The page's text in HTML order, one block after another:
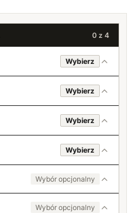
0 z 4
Wybierz
+2 zł
+4 zł
+6 zł
Wybierz
+3 zł
+6 zł
Wybierz
+150 zł
Wybierz
Wybór opcjonalny
Wybór opcjonalny